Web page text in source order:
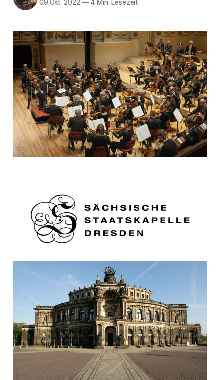
09 Okt. 2022 —4 Min. Lesezeit